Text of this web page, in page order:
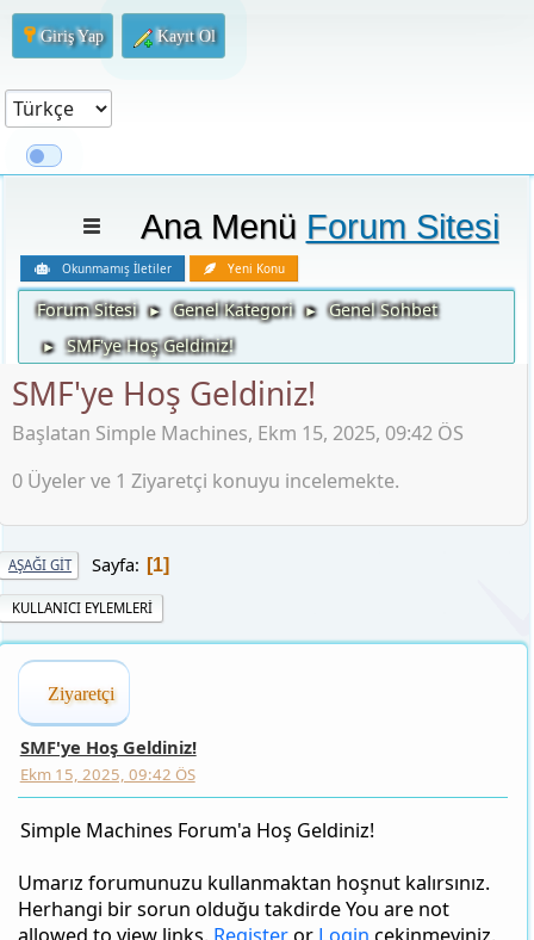
Giriş Yap Kayıt Ol
Ana Menü Forum Sitesi
Okunmamış İletiler Yeni Konu
Forum Sitesi ► Genel Kategori ► Genel Sohbet
► SMF'ye Hoş Geldiniz!
SMF'ye Hoş Geldiniz!
Başlatan Simple Machines, Ekm 15, 2025, 09:42 ÖS
0 Üyeler ve 1 Ziyaretçi konuyu incelemekte.
AŞAĞI GIT Sayfa 1
KULLANICI EYLEMLERI
Ziyaretçi
SMF'ye Hoş Geldiniz!
Ekm 15, 2025, 09:42 ÖS
Simple Machines Forum'a Hoş Geldiniz!
Umarız forumunuzu kullanmaktan hoşnut kalırsınız.
Herhangi bir sorun olduğu takdirde You are not
allowed to view links.Registeror Loginçekinmeyiniz.